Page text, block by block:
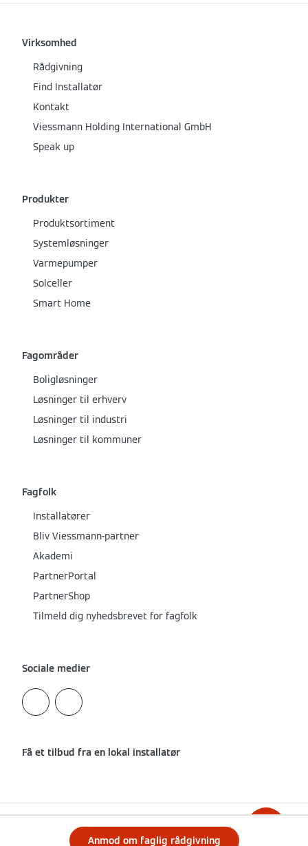
Anmod om faglig rådgivning
Virksomhed
Rådgivning
Find Installatør
Kontakt
Viessmann Holding International GmbH
Speak up
Produkter
Produktsortiment
Systemløsninger
Varmepumper
Solceller
Smart Home
Fagområder
Boligløsninger
Løsninger til erhverv
Løsninger til industri
Løsninger til kommuner
Fagfolk
Installatører
Bliv Viessmann-partner
Akademi
PartnerPortal
PartnerShop
Tilmeld dig nyhedsbrevet for fagfolk
Sociale medier
Få et tilbud fra en lokal installatør